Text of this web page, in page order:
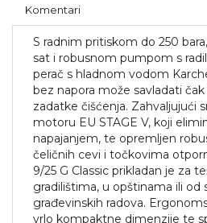
Komentari
S radnim pritiskom do 250
sat i robusnom pumpom s
perač s hladnom vodom
bez napora može savladati
zadatke čišćenja. Zahvaljujući
motoru EU STAGE V, koji
napajanjem, te opremljen
čeličnih cevi i točkovima
9/25 G Classic prikladan je za
gradilištima, u opštinama ili od
građevinskih radova.
vrlo kompaktne dimenzije te